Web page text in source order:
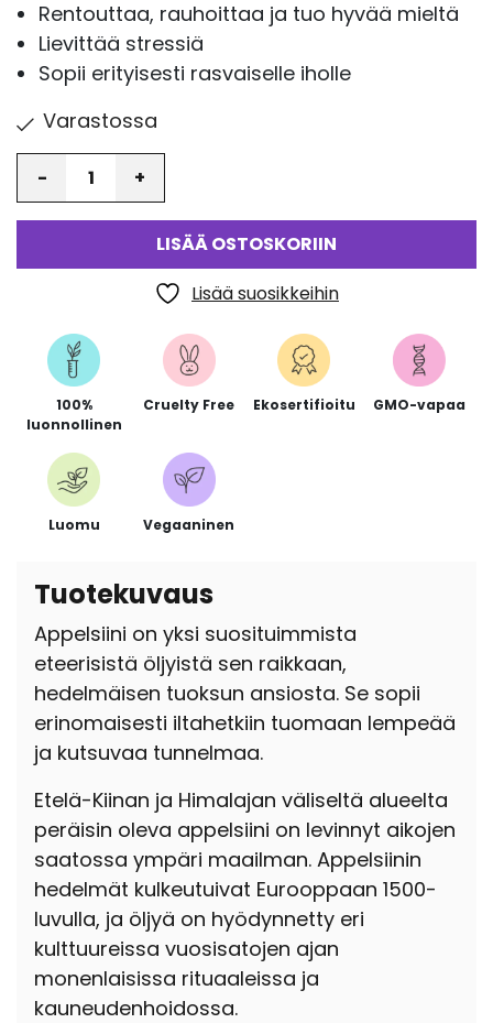
Rentouttaa, rauhoittaa ja tuo hyvää mieltä
Lievittää stressiä
Sopii erityisesti rasvaiselle iholle
Varastossa
LISÄÄ OSTOSKORIIN
Lisää suosikkeihin
100%
luonnollinen
Cruelty Free Ekosertifioitu GMO-vapaa
Luomu Vegaaninen
Tuotekuvaus
Appelsiini on yksi suosituimmista
eteerisistä öljyistä sen raikkaan,
hedelmäisen tuoksun ansiosta. Se sopii
erinomaisesti iltahetkiin tuomaan lempeää
ja kutsuvaa tunnelmaa.
Etelä-Kiinan ja Himalajan väliseltä alueelta
peräisin oleva appelsiini on levinnyt aikojen
saatossa ympäri maailman. Appelsiinin
hedelmät kulkeutuivat Eurooppaan 1500-
luvulla, ja öljyä on hyödynnetty eri
kulttuureissa vuosisatojen ajan
monenlaisissa rituaaleissa ja
kauneudenhoidossa.